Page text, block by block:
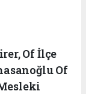
Of İlçe
Of